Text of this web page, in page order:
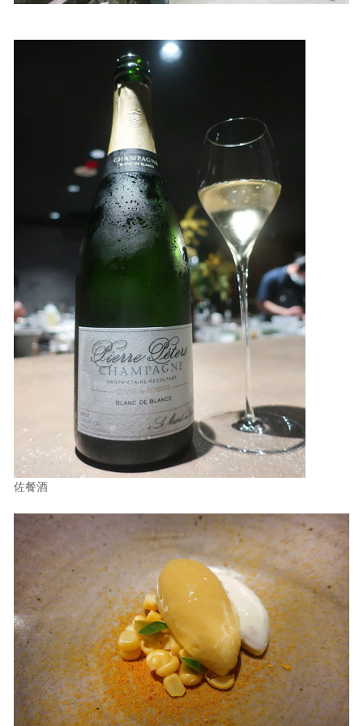
佐餐酒